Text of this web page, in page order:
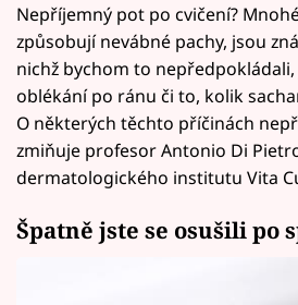
Nepříjemný pot po cvičení?
způsobují nevábné pachy, jsou
nichž bychom to
oblékání po ránu či to, kolik
O některých těchto příčinách
zmiňuje profesor Antonio Di
dermatologického institutu Vita
Špatně jste se osušili po